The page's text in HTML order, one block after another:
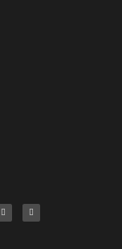
F
a
c
I
n
s